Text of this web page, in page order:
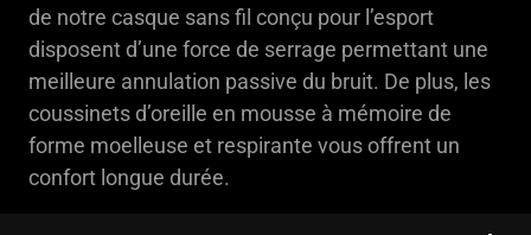
de notre casque sans fil conçu pour l’esport
disposent d’une force de serrage permettant une
meilleure annulation passive du bruit. De plus, les
coussinets d’oreille en mousse à mémoire de
forme moelleuse et respirante vous offrent un
confort longue durée.